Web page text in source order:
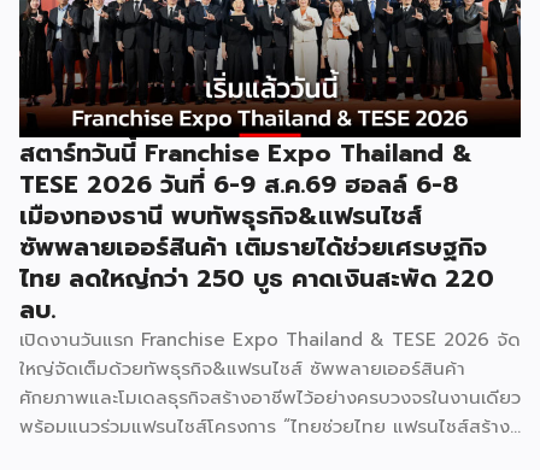
เป็นงานแสดงธุรกิจแฟรนไชส์ชั้นนำที่จัดขึ้นโดย บริษัท พีเอ็มจี
คอร์ปอเรชัน จำกัด เพื่อยกระดับศักยภาพของผู้ประกอบการและ
เจ้าของธุรกิจที่ต้องการขยายกิจการผ่านระบบแฟรนไชส์ […]
สตาร์ทวันนี้ Franchise Expo Thailand &
TESE 2026 วันที่ 6-9 ส.ค.69 ฮอลล์ 6-8
เมืองทองธานี พบทัพธุรกิจ&แฟรนไชส์
ซัพพลายเออร์สินค้า เติมรายได้ช่วยเศรษฐกิจ
ไทย ลดใหญ่กว่า 250 บูธ คาดเงินสะพัด 220
ลบ.
เปิดงานวันแรก Franchise Expo Thailand & TESE 2026 จัด
ใหญ่จัดเต็มด้วยทัพธุรกิจ&แฟรนไชส์ ซัพพลายเออร์สินค้า
ศักยภาพและโมเดลธุรกิจสร้างอาชีพไว้อย่างครบวงจรในงานเดียว
พร้อมแนวร่วมแฟรนไชส์โครงการ “ไทยช่วยไทย แฟรนไชส์สร้าง